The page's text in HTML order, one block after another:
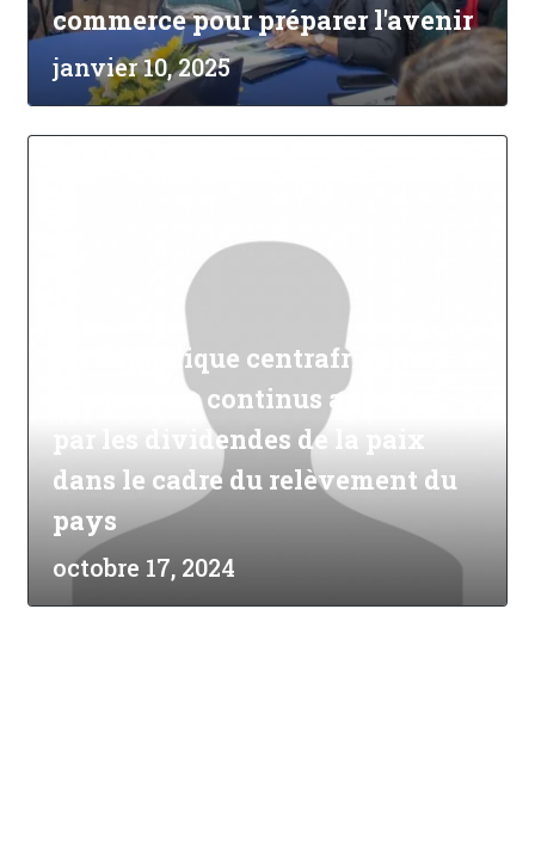
commerce pour préparer l'avenir
janvier 10, 2025
En République centrafricaine,
des progrès continus apportés
par les dividendes de la paix
dans le cadre du relèvement du
pays
octobre 17, 2024